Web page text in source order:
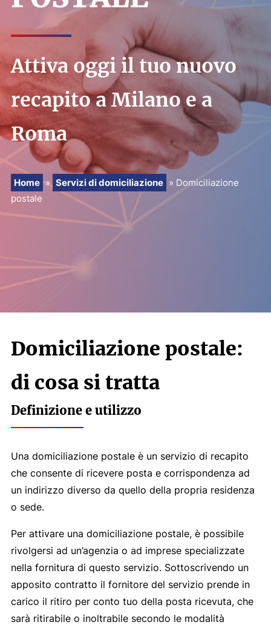
PRENOTA
RICHIEDI PREVENTIVO
Attiva oggi il tuo nuovo
recapito a Milano e a
Roma
Home » Servizi di domiciliazione » Domiciliazione
postale
Domiciliazione postale:
di cosa si tratta
Definizione e utilizzo
Una domiciliazione postale è un servizio di recapito
che consente di ricevere posta e corrispondenza ad
un indirizzo diverso da quello della propria residenza
o sede.
Per attivare una domiciliazione postale, è possibile
rivolgersi ad un’agenzia o ad imprese specializzate
nella fornitura di questo servizio. Sottoscrivendo un
apposito contratto il fornitore del servizio prende in
carico il ritiro per conto tuo della posta ricevuta, che
sarà ritirabile o inoltrabile secondo le modalità